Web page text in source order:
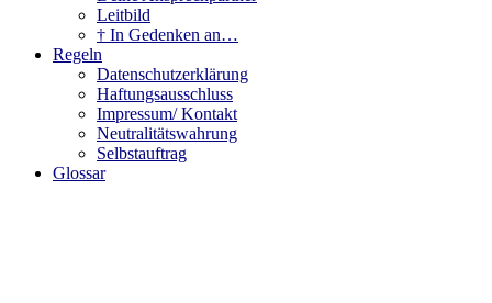
Leitbild
† In Gedenken an…
Regeln
Datenschutzerklärung
Haftungsausschluss
Impressum/ Kontakt
Neutralitätswahrung
Selbstauftrag
Glossar